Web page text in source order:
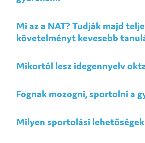
Dokumentumok
Mi az a NAT? Tudják majd
követelményt kevesebb
Mikortól lesz idegennyelv
Fognak mozogni, sportolni a
Milyen sportolási